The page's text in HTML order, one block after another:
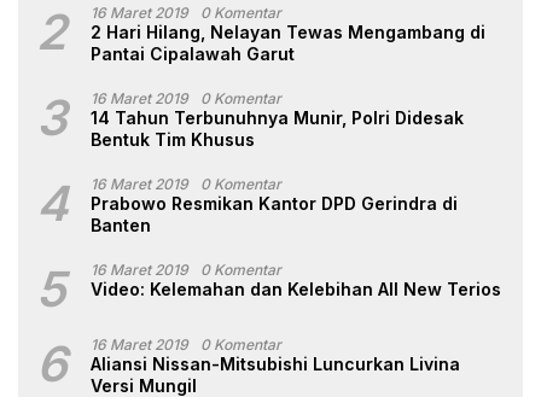
2 16 Maret 2019 0 Komentar
2 Hari Hilang, Nelayan Tewas Mengambang di
Pantai Cipalawah Garut
3 16 Maret 2019 0 Komentar
14 Tahun Terbunuhnya Munir, Polri Didesak
Bentuk Tim Khusus
4 16 Maret 2019 0 Komentar
Prabowo Resmikan Kantor DPD Gerindra di
Banten
5 16 Maret 2019 0 Komentar
Video: Kelemahan dan Kelebihan All New Terios
6 16 Maret 2019 0 Komentar
Aliansi Nissan-Mitsubishi Luncurkan Livina
Versi Mungil